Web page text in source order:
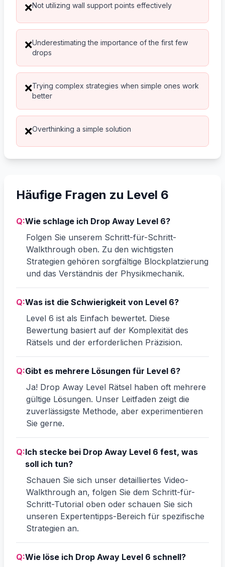
❌Not utilizing wall support points effectively
❌Underestimating the importance of the first few
drops
❌Trying complex strategies when simple ones work
better
❌Overthinking a simple solution
Häufige Fragen zu Level 6
Q:Wie schlage ich Drop Away Level 6?
Folgen Sie unserem Schritt-für-Schritt-
Walkthrough oben. Zu den wichtigsten
Strategien gehören sorgfältige Blockplatzierung
und das Verständnis der Physikmechanik.
Q:Was ist die Schwierigkeit von Level 6?
Level 6 ist als Einfach bewertet. Diese
Bewertung basiert auf der Komplexität des
Rätsels und der erforderlichen Präzision.
Q:Gibt es mehrere Lösungen für Level 6?
Ja! Drop Away Level Rätsel haben oft mehrere
gültige Lösungen. Unser Leitfaden zeigt die
zuverlässigste Methode, aber experimentieren
Sie gerne.
Q:Ich stecke bei Drop Away Level 6 fest, was
soll ich tun?
Schauen Sie sich unser detailliertes Video-
Walkthrough an, folgen Sie dem Schritt-für-
Schritt-Tutorial oben oder schauen Sie sich
unseren Expertentipps-Bereich für spezifische
Strategien an.
Q:Wie löse ich Drop Away Level 6 schnell?